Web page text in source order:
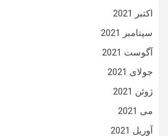
اکتبر 2021
سپتامبر 2021
آگوست 2021
جولای 2021
ژوئن 2021
می 2021
آوریل 2021